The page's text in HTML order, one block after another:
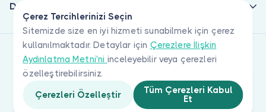
Çerez Tercihlerinizi Seçin
Sitemizde size en iyi hizmeti sunabilmek için çerez
kullanılmaktadır. Detaylar için Çerezlere İlişkin
Aydınlatma Metni'ni inceleyebilir veya çerezleri
özelleştirebilirsiniz.
Çerezleri Özelleştir
Tüm Çerezleri Kabul
Et
Doktorlar için